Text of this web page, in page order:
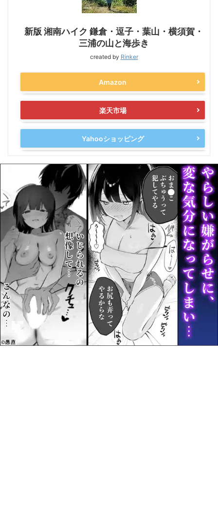
新版 湘南ハイク 鎌倉・逗子・葉山・横須賀・
三浦の山と海歩き
created by Rinker
Amazon
楽天市場
Yahooショッピング